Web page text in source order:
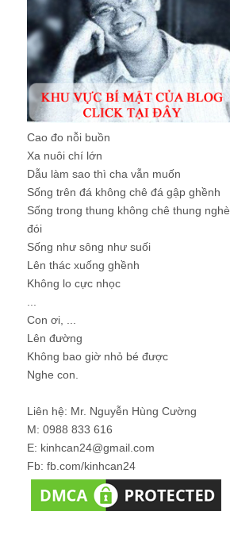
Cao đo nỗi buồn
Xa nuôi chí lớn
Dẫu làm sao thì cha vẫn muốn
Sống trên đá không chê đá gập ghềnh
Sống trong thung không chê thung
đói
Sống như sông như suối
Lên thác xuống ghềnh
Không lo cực nhọc
...
Con ơi, ...
Lên đường
Không bao giờ nhỏ bé được
Nghe con.
Liên hệ: Mr. Nguyễn Hùng Cường
M: 0988 833 616
E: kinhcan24@gmail.com
Fb: fb.com/kinhcan24